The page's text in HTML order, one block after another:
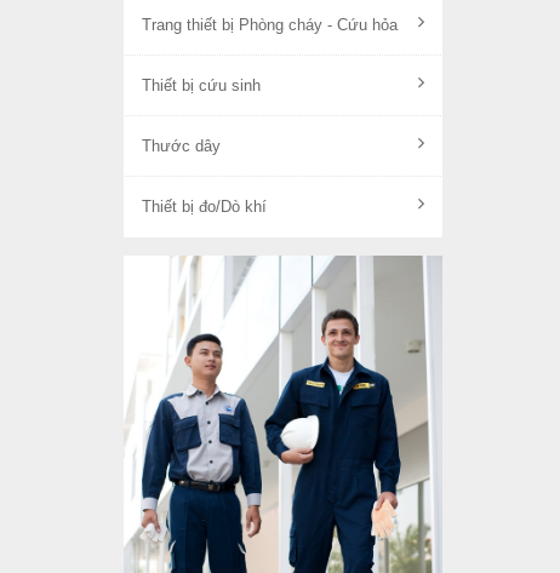
Trang thiết bị Phòng cháy - Cứu hỏa
Thiết bị cứu sinh
Thước dây
Thiết bị đo/Dò khí